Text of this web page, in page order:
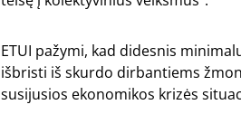
ETUI pažymi, kad didesnis
išbristi iš skurdo dirbantiems
susijusios ekonomikos krizės